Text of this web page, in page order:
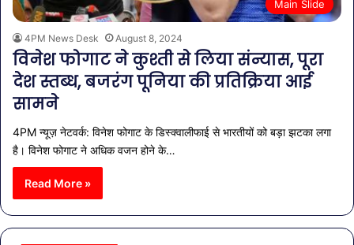
Main Slide
4PM News Desk August 8, 2024
विनेश फोगाट ने कुश्ती से लिया संन्यास, पूरा
देश स्तब्ध, बजरंग पूनिया की प्रतिक्रिया आई
सामने
4PM न्यूज़ नेटवर्क: विनेश फोगाट के डिस्क्वालीफाई से भारतीयों को बड़ा झटका लगा
है। विनेश फोगाट ने अधिक वजन होने के…
Read More »